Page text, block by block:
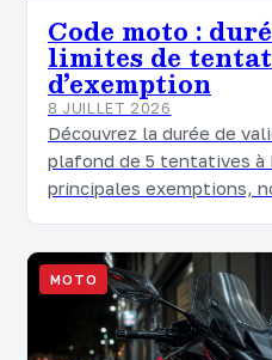
Code moto :
limites de
d’exemption
8 JUILLET 2026
Découvrez la durée de
plafond de 5 tentatives à
principales exemptions,
MOTO